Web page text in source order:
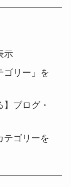
示
ゴリー」を
ブログ・
テゴリーを